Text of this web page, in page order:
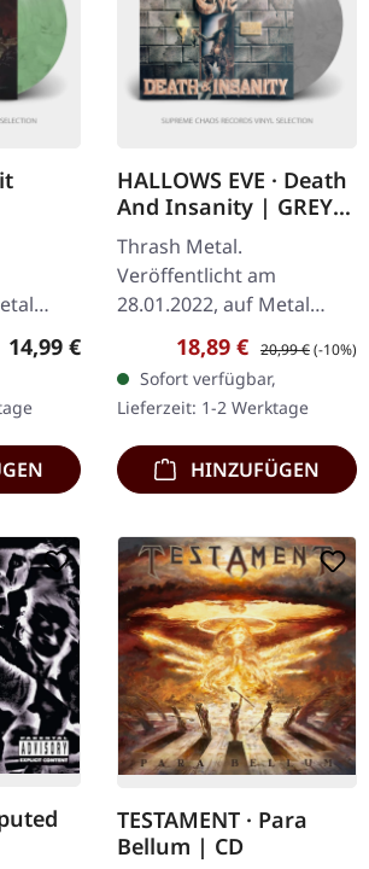
Weiß
im
12-
Regulärer Preis:
14,99 €
HALLOWS EVE · Death
And Insanity | GREY
LP
Thrash Metal.
Veröffentlicht am
28.01.2022, auf Metal
Blade Records. "Stones of
Insanity" marmoriertes
Vinyl mit Insert, Poster,
limitiert auf 300…
Verkaufspreis:
18,89 € Regulärer Preis:
20,99 €(-10%)
Sofort verfügbar,
Lieferzeit: 1-2 Werktage
HINZUFÜGEN
TESTAMENT · Para
Bellum | CD